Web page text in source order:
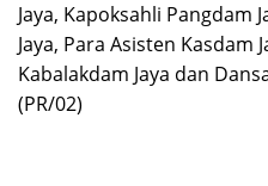
Jaya, Kapoksahli Pangdam
Jaya, Para Asisten Kasdam
Kabalakdam Jaya dan
(PR/02)